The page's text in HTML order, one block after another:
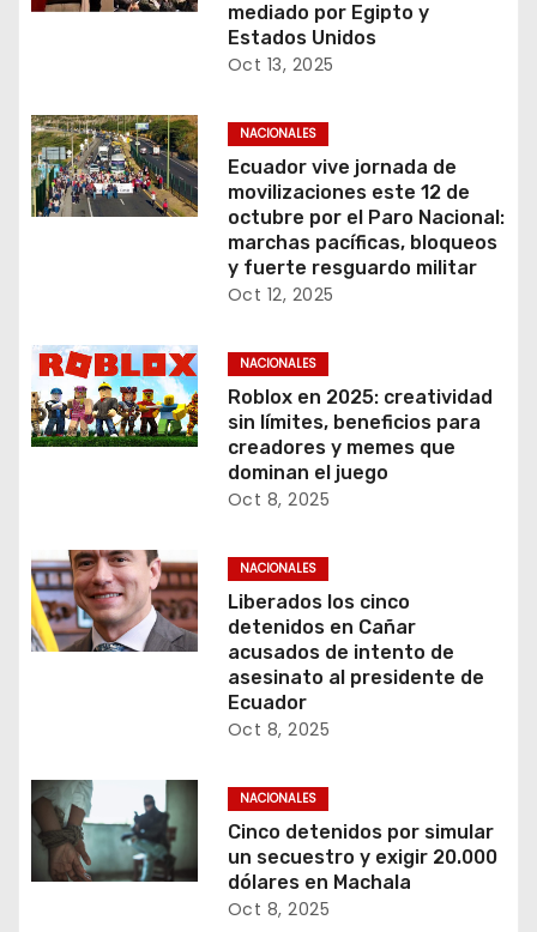
mediado por Egipto y
Estados Unidos
Oct 13, 2025
NACIONALES
Ecuador vive jornada de
movilizaciones este 12 de
octubre por el Paro Nacional:
marchas pacíficas, bloqueos
y fuerte resguardo militar
Oct 12, 2025
NACIONALES
Roblox en 2025: creatividad
sin límites, beneficios para
creadores y memes que
dominan el juego
Oct 8, 2025
NACIONALES
Liberados los cinco
detenidos en Cañar
acusados de intento de
asesinato al presidente de
Ecuador
Oct 8, 2025
NACIONALES
Cinco detenidos por simular
un secuestro y exigir 20.000
dólares en Machala
Oct 8, 2025